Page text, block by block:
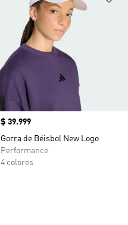
Precio
$ 39.999
Gorra de Béisbol New Logo
Performance
4 colores